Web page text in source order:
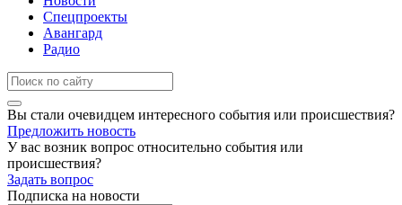
Спецпроекты
Авангард
Радио
Вы стали очевидцем интересного события или происшествия?
Предложить новость
У вас возник вопрос относительно события или
происшествия?
Задать вопрос
Подписка на новости